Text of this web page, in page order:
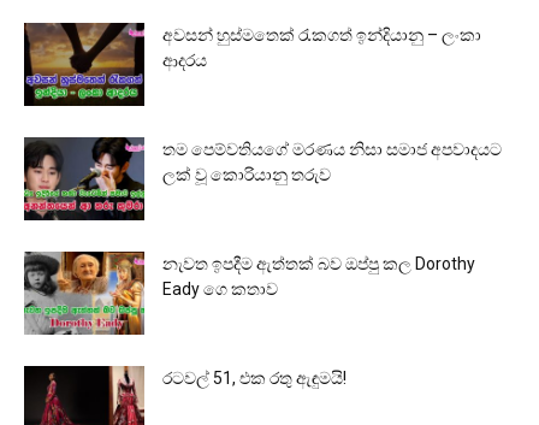
අවසන් හුස්මතෙක් රැකගත් ඉන්දියානු – ලංකා
ආදරය
තම පෙම්වතියගේ මරණය නිසා සමාජ අපවාදයට
ලක් වූ කොරියානු තරුව
නැවත ඉපදීම ඇත්තක් බව ඔප්පු කල Dorothy
Eady ගෙ කතාව
රටවල් 51, එක රතු ඇඳුමයි!